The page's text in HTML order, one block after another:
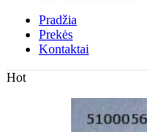
Pradžia
Prekės
Kontaktai
Hot